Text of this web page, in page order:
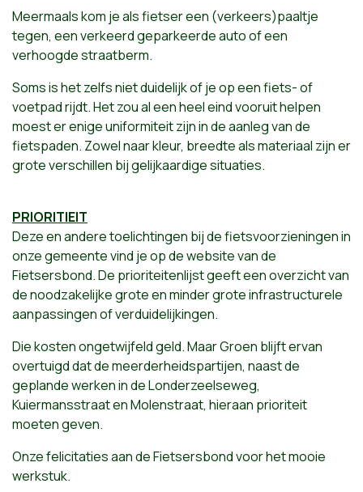
Meermaals kom je als fietser een (verkeers)paaltje
tegen, een verkeerd geparkeerde auto of een
verhoogde straatberm.
Soms is het zelfs niet duidelijk of je op een fiets- of
voetpad rijdt. Het zou al een heel eind vooruit helpen
moest er enige uniformiteit zijn in de aanleg van de
fietspaden. Zowel naar kleur, breedte als materiaal zijn er
grote verschillen bij gelijkaardige situaties.
PRIORITIEIT
Deze en andere toelichtingen bij de fietsvoorzieningen in
onze gemeente vind je op de website van de
Fietsersbond. De prioriteitenlijst geeft een overzicht van
de noodzakelijke grote en minder grote infrastructurele
aanpassingen of verduidelijkingen.
Die kosten ongetwijfeld geld. Maar Groen blijft ervan
overtuigd dat de meerderheidspartijen, naast de
geplande werken in de Londerzeelseweg,
Kuiermansstraat en Molenstraat, hieraan prioriteit
moeten geven.
Onze felicitaties aan de Fietsersbond voor het mooie
werkstuk.